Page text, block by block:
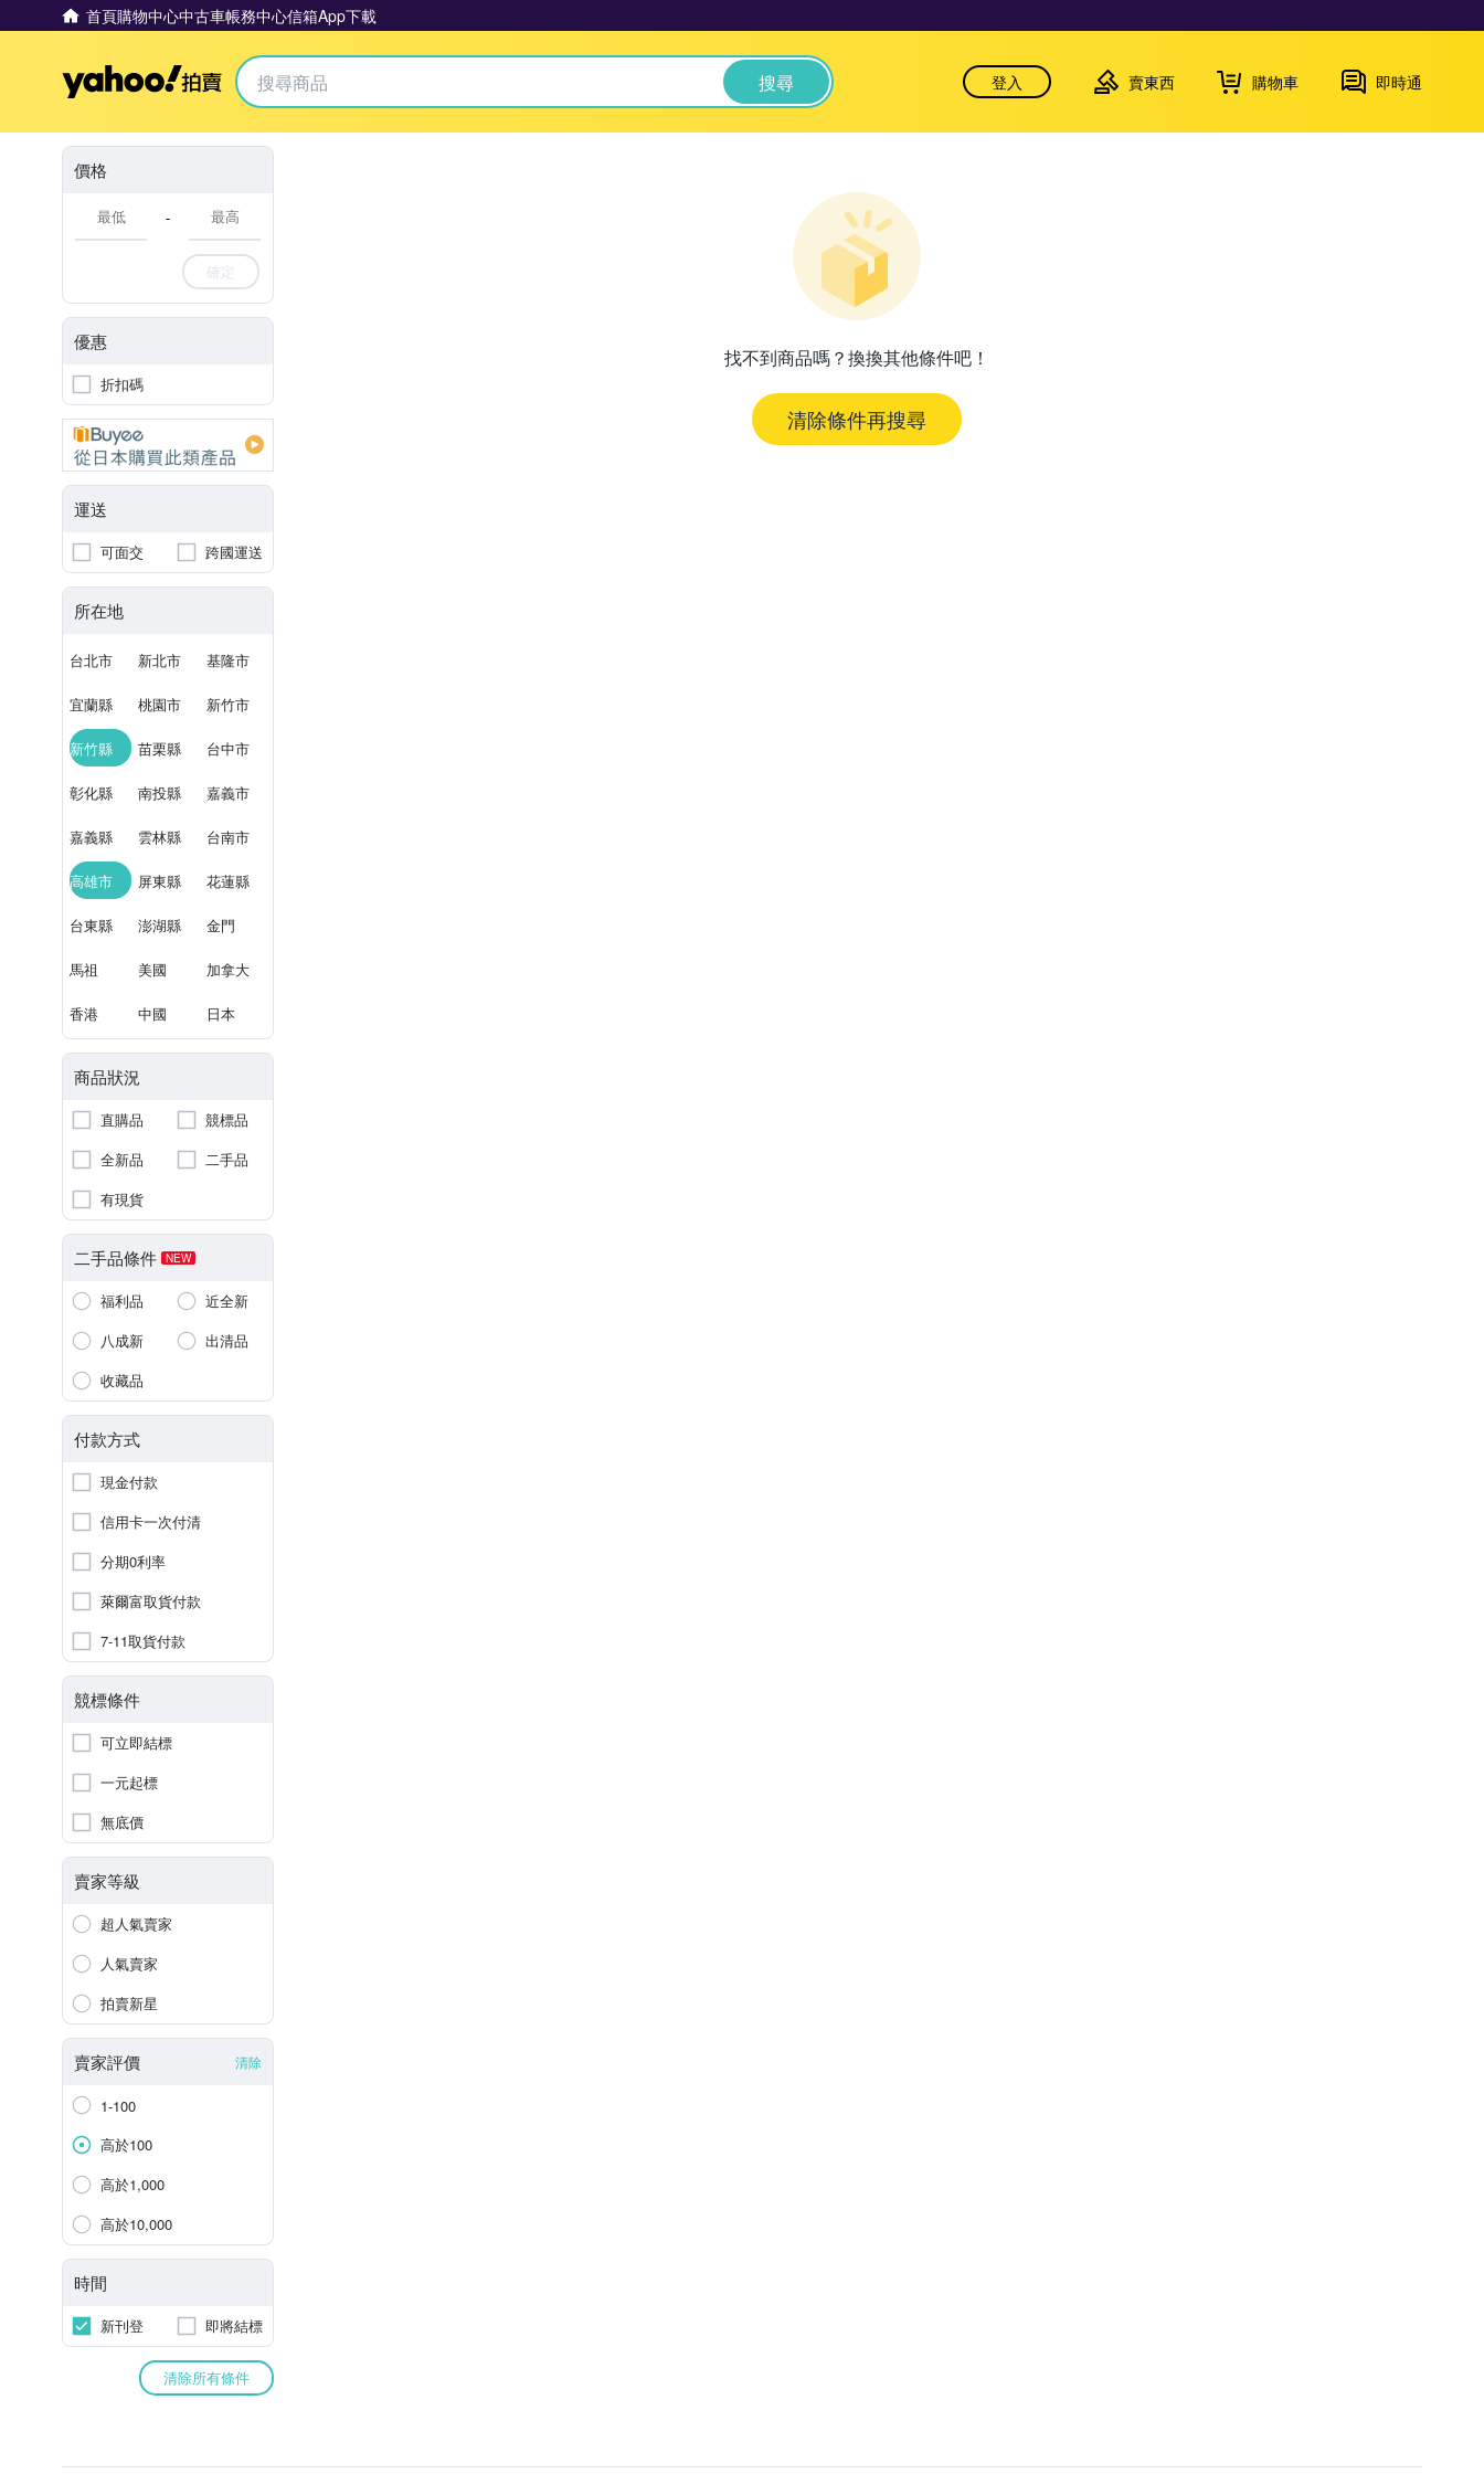
首頁購物中心中古車帳務中心信箱App下載
Yahoo拍賣 搜尋 登入 賣東西 購物車 即時通
價格
-
確定
優惠
折扣碼
運送
可面交 跨國運送
所在地
台北市 新北市 基隆市
宜蘭縣 桃園市 新竹市
新竹縣 苗栗縣 台中市
彰化縣 南投縣 嘉義市
嘉義縣 雲林縣 台南市
高雄市 屏東縣 花蓮縣
台東縣 澎湖縣 金門
馬祖 美國 加拿大
香港 中國 日本
商品狀況
直購品
競標品
全新品
二手品
有現貨
二手品條件 NEW
福利品
近全新
八成新
出清品
收藏品
付款方式
現金付款
信用卡一次付清
分期0利率
萊爾富取貨付款
7-11取貨付款
競標條件
可立即結標
一元起標
無底價
賣家等級
超人氣賣家
人氣賣家
拍賣新星
賣家評價 清除
1-100
高於100
高於1,000
高於10,000
時間
新刊登 即將結標
清除所有條件
找不到商品嗎？換換其他條件吧！
清除條件再搜尋